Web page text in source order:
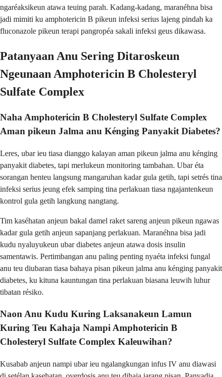
ngaréaksikeun atawa teuing parah. Kadang-kadang, maranéhna bisa
jadi mimiti ku amphotericin B pikeun infeksi serius lajeng pindah ka
fluconazole pikeun terapi pangropéa sakali infeksi geus dikawasa.
Patanyaan Anu Sering Ditaroskeun
Ngeunaan Amphotericin B Cholesteryl
Sulfate Complex
Naha Amphotericin B Cholesteryl Sulfate Complex
Aman pikeun Jalma anu Kénging Panyakit Diabetes?
Leres, ubar ieu tiasa dianggo kalayan aman pikeun jalma anu kénging
panyakit diabetes, tapi merlukeun monitoring tambahan. Ubar éta
sorangan henteu langsung mangaruhan kadar gula getih, tapi setrés tina
infeksi serius jeung efek samping tina perlakuan tiasa ngajantenkeun
kontrol gula getih langkung nangtang.
Tim kaséhatan anjeun bakal damel raket sareng anjeun pikeun ngawas
kadar gula getih anjeun sapanjang perlakuan. Maranéhna bisa jadi
kudu nyaluyukeun ubar diabetes anjeun atawa dosis insulin
samentawis. Pertimbangan anu paling penting nyaéta infeksi fungal
anu teu diubaran tiasa bahaya pisan pikeun jalma anu kénging panyakit
diabetes, ku kituna kauntungan tina perlakuan biasana leuwih luhur
tibatan résiko.
Naon Anu Kudu Kuring Laksanakeun Lamun
Kuring Teu Kahaja Nampi Amphotericin B
Cholesteryl Sulfate Complex Kaleuwihan?
Kusabab anjeun nampi ubar ieu ngalangkungan infus IV anu diawasi